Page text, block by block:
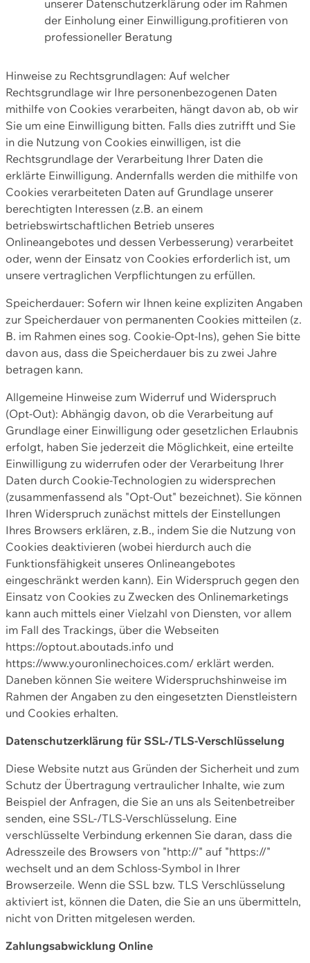
unserer Datenschutzerklärung oder im Rahmen
der Einholung einer Einwilligung.profitieren von
professioneller Beratung
Hinweise zu Rechtsgrundlagen: Auf welcher
Rechtsgrundlage wir Ihre personenbezogenen Daten
mithilfe von Cookies verarbeiten, hängt davon ab, ob wir
Sie um eine Einwilligung bitten. Falls dies zutrifft und Sie
in die Nutzung von Cookies einwilligen, ist die
Rechtsgrundlage der Verarbeitung Ihrer Daten die
erklärte Einwilligung. Andernfalls werden die mithilfe von
Cookies verarbeiteten Daten auf Grundlage unserer
berechtigten Interessen (z.B. an einem
betriebswirtschaftlichen Betrieb unseres
Onlineangebotes und dessen Verbesserung) verarbeitet
oder, wenn der Einsatz von Cookies erforderlich ist, um
unsere vertraglichen Verpflichtungen zu erfüllen.
Speicherdauer: Sofern wir Ihnen keine expliziten Angaben
zur Speicherdauer von permanenten Cookies mitteilen (z.
B. im Rahmen eines sog. Cookie-Opt-Ins), gehen Sie bitte
davon aus, dass die Speicherdauer bis zu zwei Jahre
betragen kann.
Allgemeine Hinweise zum Widerruf und Widerspruch
(Opt-Out): Abhängig davon, ob die Verarbeitung auf
Grundlage einer Einwilligung oder gesetzlichen Erlaubnis
erfolgt, haben Sie jederzeit die Möglichkeit, eine erteilte
Einwilligung zu widerrufen oder der Verarbeitung Ihrer
Daten durch Cookie-Technologien zu widersprechen
(zusammenfassend als "Opt-Out" bezeichnet). Sie können
Ihren Widerspruch zunächst mittels der Einstellungen
Ihres Browsers erklären, z.B., indem Sie die Nutzung von
Cookies deaktivieren (wobei hierdurch auch die
Funktionsfähigkeit unseres Onlineangebotes
eingeschränkt werden kann). Ein Widerspruch gegen den
Einsatz von Cookies zu Zwecken des Onlinemarketings
kann auch mittels einer Vielzahl von Diensten, vor allem
im Fall des Trackings, über die Webseiten
https://optout.aboutads.info und
https://www.youronlinechoices.com/ erklärt werden.
Daneben können Sie weitere Widerspruchshinweise im
Rahmen der Angaben zu den eingesetzten Dienstleistern
und Cookies erhalten.
Datenschutzerklärung für SSL-/TLS-Verschlüsselung
Diese Website nutzt aus Gründen der Sicherheit und zum
Schutz der Übertragung vertraulicher Inhalte, wie zum
Beispiel der Anfragen, die Sie an uns als Seitenbetreiber
senden, eine SSL-/TLS-Verschlüsselung. Eine
verschlüsselte Verbindung erkennen Sie daran, dass die
Adresszeile des Browsers von "http://" auf "https://"
wechselt und an dem Schloss-Symbol in Ihrer
Browserzeile. Wenn die SSL bzw. TLS Verschlüsselung
aktiviert ist, können die Daten, die Sie an uns übermitteln,
nicht von Dritten mitgelesen werden.
Zahlungsabwicklung Online